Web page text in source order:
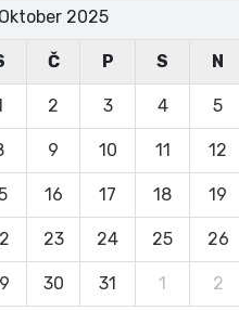
Oktober 2025
Č P S N
2 3 4 5
9 10 11 12
16 17 18 19
23 24 25 26
30 31 1 2